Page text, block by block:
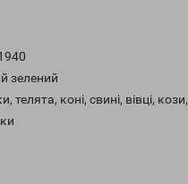
зелений
телята, коні, свині, вівці, кози,